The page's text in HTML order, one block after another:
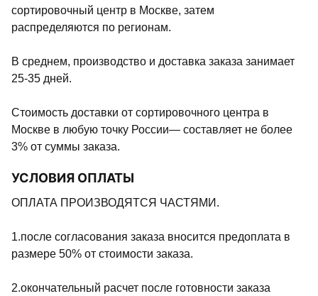
сортировочный центр в Москве, затем
распределяются по регионам.
В среднем, производство и доставка заказа занимает
25-35 дней.
Стоимость доставки от сортировочного центра в
Москве в любую точку России— составляет не более
3% от суммы заказа.
УСЛОВИЯ ОПЛАТЫ
ОПЛАТА ПРОИЗВОДЯТСЯ ЧАСТЯМИ.
1.после согласования заказа вносится предоплата в
размере 50% от стоимости заказа.
2.окончательный расчет после готовности заказа